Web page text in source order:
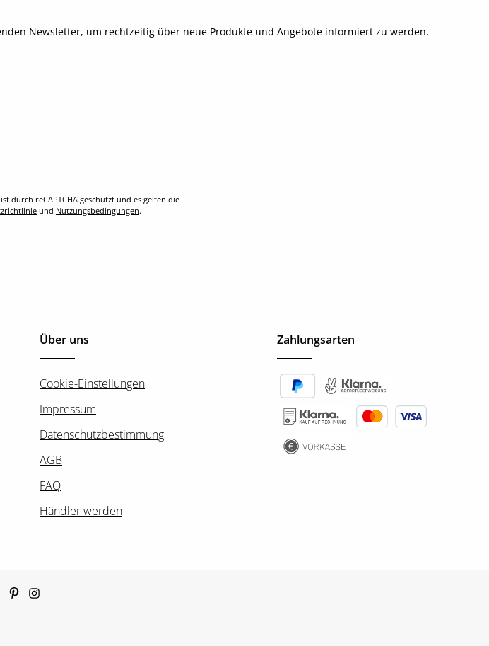
Newsletter, um rechtzeitig über neue Produkte und Angebote informiert zu werden.
ist durch reCAPTCHA geschützt und es gelten die
und Nutzungsbedingungen.
Über uns
Cookie-Einstellungen
Impressum
Datenschutzbestimmung
AGB
FAQ
Händler werden
Zahlungsarten